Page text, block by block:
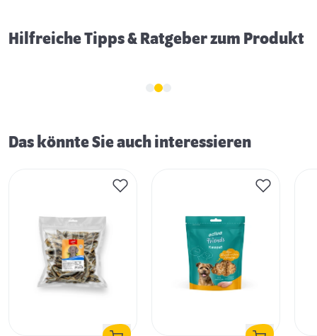
Hilfreiche Tipps & Ratgeber zum Produkt
Das könnte Sie auch interessieren